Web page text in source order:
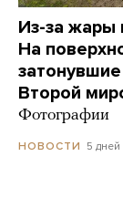
Из-за жары
На
Второй
Фотографии
НОВОСТИ 5 дней